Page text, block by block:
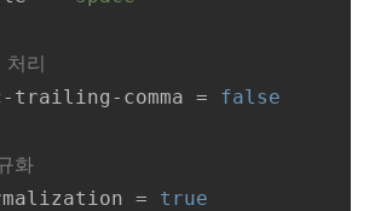
리
trailing-comma = false
화
= true